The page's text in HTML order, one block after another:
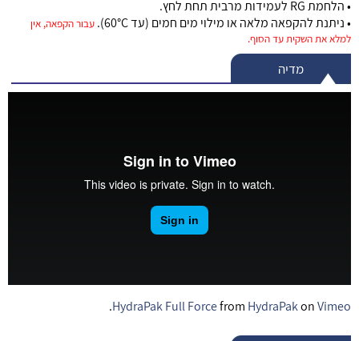
• הלחמת RG לעמידות מרבית תחת לחץ.
• ניתנת להקפאה מלאה או מילוי מים חמים (עד 60°C).
עבור הקפאה, אין
למלא את השקית עד הסוף.
מדיה
HydraPak Full Forcefrom HydraPakonVimeo
.